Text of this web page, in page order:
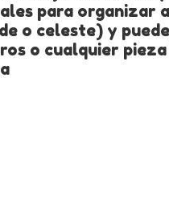
para organizar
o celeste) y
o cualquier